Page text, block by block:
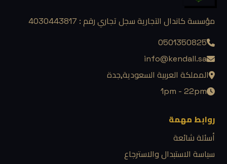
مؤسسة كاندال التجارية سجل تجاري رقم : 4030443817
0501350825
info@kendall.sa
المملكة العربية السعودية,جدة
1pm - 22pm
روابط مهمة
أسئلة شائعة
سياسة الاستبدال والاسترجاع